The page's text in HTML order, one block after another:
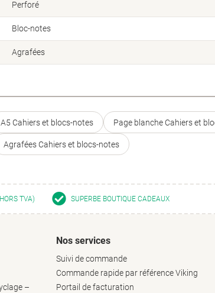
Perforé
Bloc-notes
Agrafées
A5 Cahiers et blocs-notes Page blanche Cahiers et
Agrafées Cahiers et blocs-notes
TVA) SUPERBE BOUTIQUE CADEAUX
–
Nos services
Suivi de commande
Commande rapide par référence Viking
Portail de facturation